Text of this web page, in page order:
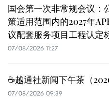
国会第一次非常规会议：
策适用范围内的2027年
议配套服务项目工程认定
07/08/2026 11:27
☕️越通社新闻下午茶（
07/08/2026 09:39